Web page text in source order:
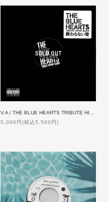
5,000円(税込5,500円)